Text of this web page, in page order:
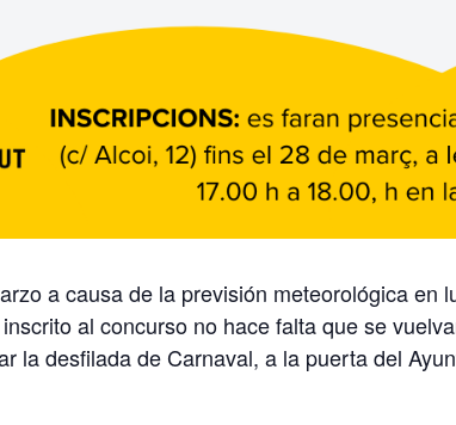
a causa de la previsión meteorológica en
al concurso no hace falta que se
la desfilada de Carnaval, a la puerta del